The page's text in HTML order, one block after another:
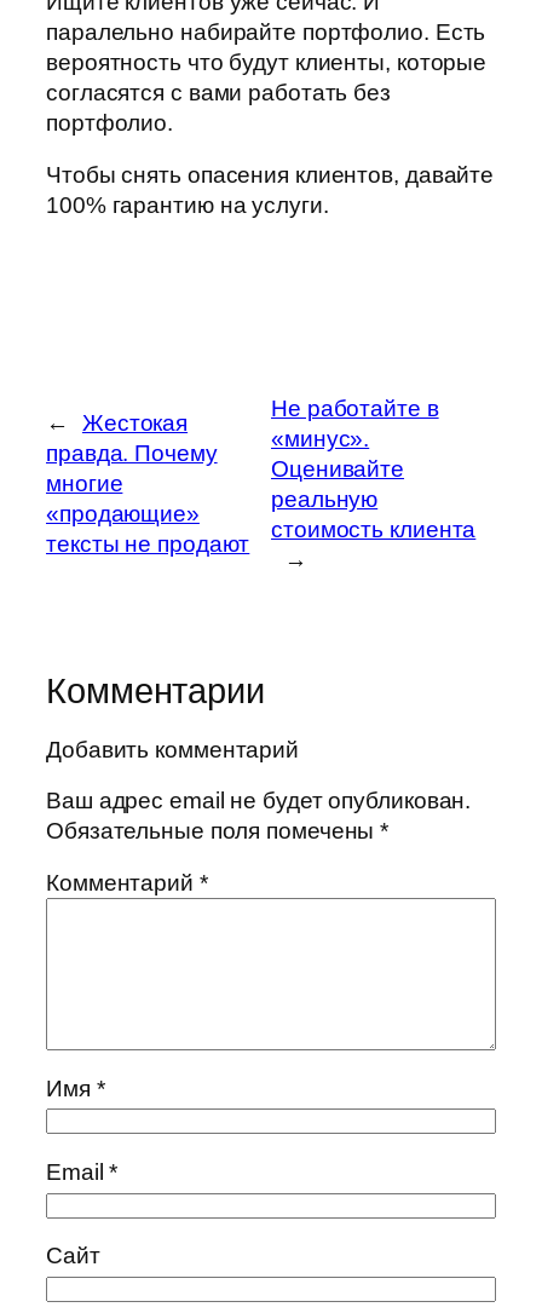
паралельно набирайте портфолио. Есть
вероятность что будут клиенты, которые
согласятся с вами работать без
портфолио.
Чтобы снять опасения клиентов, давайте
100% гарантию на услуги.
←
Жестокая
правда. Почему
многие
«продающие»
тексты не продают
Не работайте в
«минус».
Оценивайте
реальную
стоимость клиента
→
Комментарии
Добавить комментарий
Ваш адрес email не будет опубликован.
Обязательные поля помечены*
Комментарий *
Имя *
Email*
Сайт